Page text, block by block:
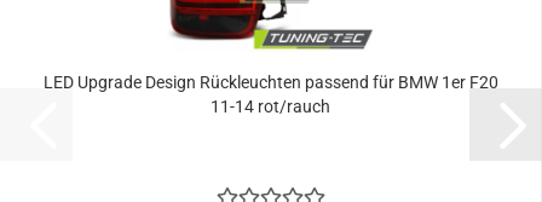
LED Upgrade Design Rückleuchten passend für BMW 1er F20
11-14 rot/rauch